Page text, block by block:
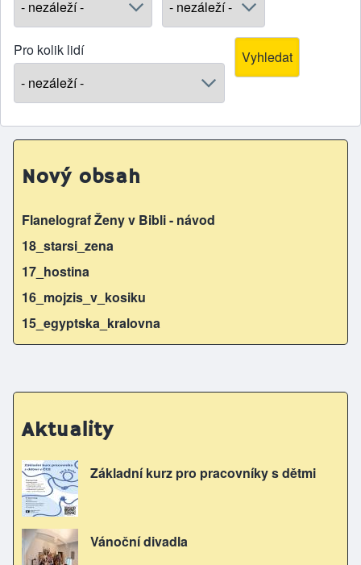
Pro kolik lidí
Nový obsah
Flanelograf Ženy v Bibli - návod
18_starsi_zena
17_hostina
16_mojzis_v_kosiku
15_egyptska_kralovna
Aktuality
Základní kurz pro pracovníky s dětmi
Vánoční divadla